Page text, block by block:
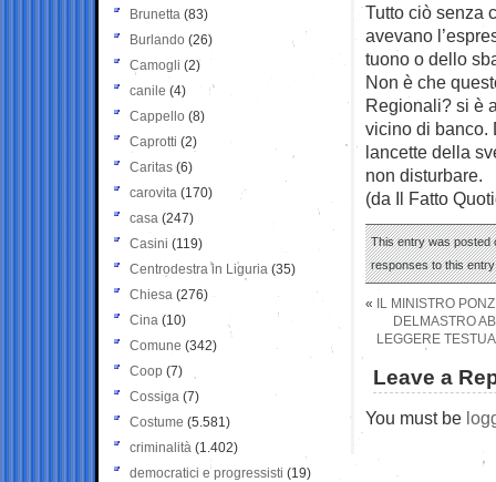
Tutto ciò senza
avevano
tuono o dello
Non è che
Regionali? si è
vicino di banco.
lancette della
non disturbare.
(da Il Fatto
This entry was posted
responses to this
«
IL MINISTRO
DELMASTRO
LEGGERE
Leave a
You must be
Brunetta (83)
Burlando (26)
Camogli (2)
canile (4)
Cappello (8)
Caprotti (2)
Caritas (6)
carovita (170)
casa (247)
Casini (119)
Centrodestra in Liguria (35)
Chiesa (276)
Cina (10)
Comune (342)
Coop (7)
Cossiga (7)
Costume (5.581)
criminalità (1.402)
democratici e progressisti (19)